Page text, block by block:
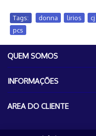
Tags: donna lirios cj
pcs
QUEM SOMOS
INFORMAÇÕES
AREA DO CLIENTE